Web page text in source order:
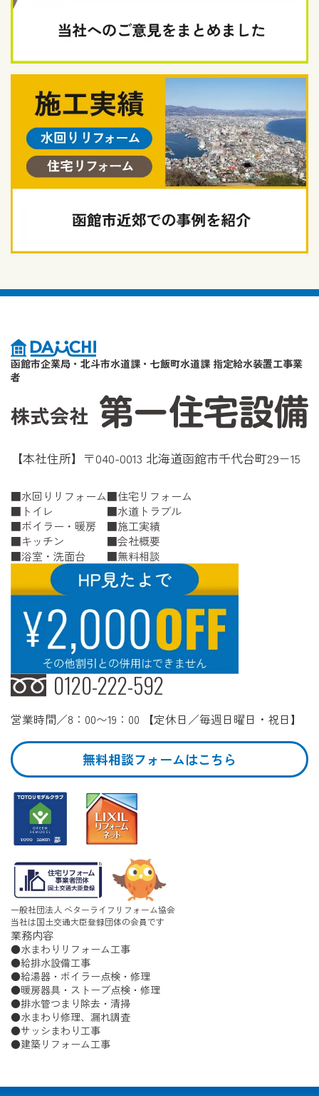
函館市企業局・北斗市水道課・七飯町水道課 指定給水装置工事業
者
【本社住所】〒040-0013 北海道函館市千代台町29−15
水回りリフォーム
トイレ
ボイラー・暖房
キッチン
浴室・洗面台
住宅リフォーム
水道トラブル
施工実績
会社概要
無料相談
0120-222-592
営業時間／8：00〜19：00 【定休日／毎週日曜日・祝日】
無料相談フォームはこちら
一般社団法人 ベターライフリフォーム協会
当社は国土交通大臣登録団体の会員です
業務内容
水まわりリフォーム工事
給排水設備工事
給湯器・ボイラー点検・修理
暖房器具・ストーブ点検・修理
排水管つまり除去・清掃
水まわり修理、漏れ調査
サッシまわり工事
建築リフォーム工事